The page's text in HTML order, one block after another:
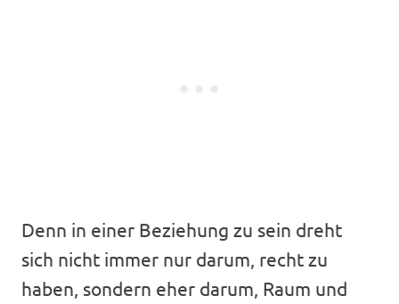
Denn in einer Beziehung zu sein dreht
sich nicht immer nur darum, recht zu
haben, sondern eher darum, Raum und